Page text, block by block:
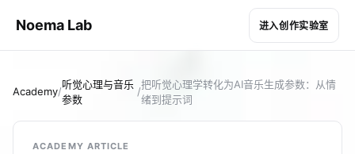
Noema Lab 进入创作实验室
Academy/
听觉心理与音乐
参数
/
把听觉心理学转化为AI音乐生成参数：从情
绪到提示词
ACADEMY ARTICLE